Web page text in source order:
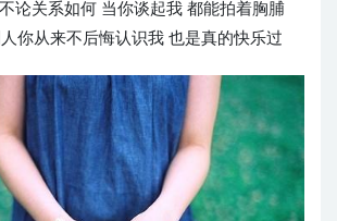
论关系如何 当你谈起我 都能拍着胸脯
你从来不后悔认识我 也是真的快乐过